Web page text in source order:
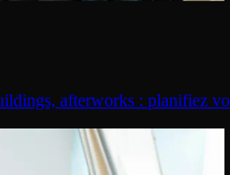
afterworks : planifiez